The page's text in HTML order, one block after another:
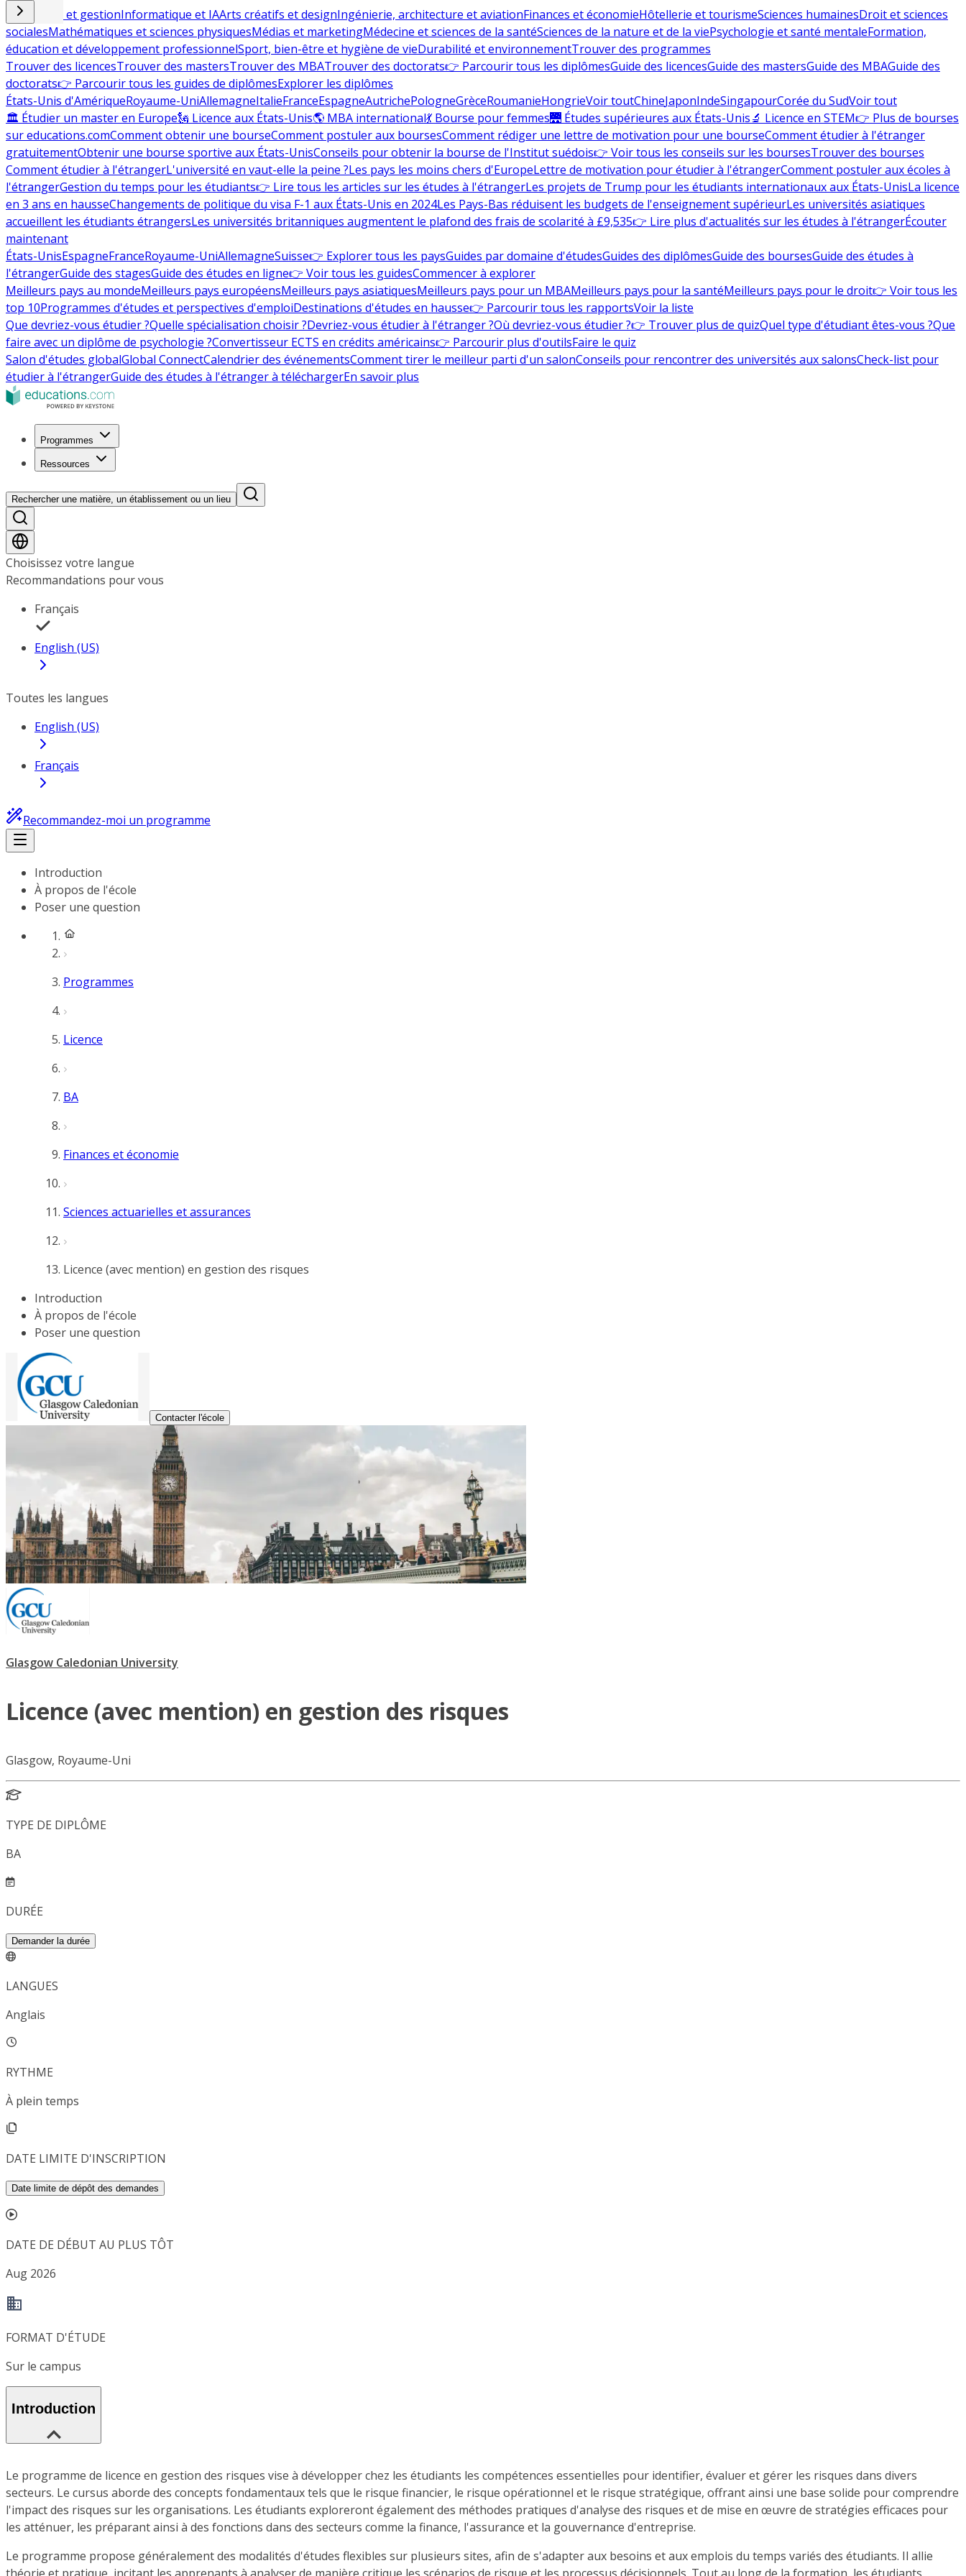
Commerce et gestionInformatique et IAArts créatifs et designIngénierie, architecture et aviationFinances et économieHôtellerie et tourismeSciences humainesDroit et sciences
socialesMathématiques et sciences physiquesMédias et marketingMédecine et sciences de la santéSciences de la nature et de la viePsychologie et santé mentaleFormation,
éducation et développement professionnelSport, bien-être et hygiène de vieDurabilité et environnementTrouver des programmes
Trouver des licencesTrouver des mastersTrouver des MBATrouver des doctorats👉 Parcourir tous les diplômesGuide des licencesGuide des mastersGuide des MBAGuide des
doctorats👉 Parcourir tous les guides de diplômesExplorer les diplômes
États-Unis d'AmériqueRoyaume-UniAllemagneItalieFranceEspagneAutrichePologneGrèceRoumanieHongrieVoir toutChineJaponIndeSingapourCorée du SudVoir tout
🏛 Étudier un master en Europe🗽 Licence aux États-Unis🌎 MBA international💃 Bourse pour femmes🌉 Études supérieures aux États-Unis🔬 Licence en STEM👉 Plus de bourses
sur educations.comComment obtenir une bourseComment postuler aux boursesComment rédiger une lettre de motivation pour une bourseComment étudier à l'étranger
gratuitementObtenir une bourse sportive aux États-UnisConseils pour obtenir la bourse de l'Institut suédois👉 Voir tous les conseils sur les boursesTrouver des bourses
Comment étudier à l'étrangerL'université en vaut-elle la peine ?Les pays les moins chers d'EuropeLettre de motivation pour étudier à l'étrangerComment postuler aux écoles à
l'étrangerGestion du temps pour les étudiants👉 Lire tous les articles sur les études à l'étrangerLes projets de Trump pour les étudiants internationaux aux États-UnisLa licence
en 3 ans en hausseChangements de politique du visa F-1 aux États-Unis en 2024Les Pays-Bas réduisent les budgets de l'enseignement supérieurLes universités asiatiques
accueillent les étudiants étrangersLes universités britanniques augmentent le plafond des frais de scolarité à £9,535👉 Lire plus d'actualités sur les études à l'étrangerÉcouter
maintenant
États-UnisEspagneFranceRoyaume-UniAllemagneSuisse👉 Explorer tous les paysGuides par domaine d'étudesGuides des diplômesGuide des boursesGuide des études à
l'étrangerGuide des stagesGuide des études en ligne👉 Voir tous les guidesCommencer à explorer
Meilleurs pays au mondeMeilleurs pays européensMeilleurs pays asiatiquesMeilleurs pays pour un MBAMeilleurs pays pour la santéMeilleurs pays pour le droit👉 Voir tous les
top 10Programmes d'études et perspectives d'emploiDestinations d'études en hausse👉 Parcourir tous les rapportsVoir la liste
Que devriez-vous étudier ?Quelle spécialisation choisir ?Devriez-vous étudier à l'étranger ?Où devriez-vous étudier ?👉 Trouver plus de quizQuel type d'étudiant êtes-vous ?Que
faire avec un diplôme de psychologie ?Convertisseur ECTS en crédits américains👉 Parcourir plus d'outilsFaire le quiz
Salon d'études globalGlobal ConnectCalendrier des événementsComment tirer le meilleur parti d'un salonConseils pour rencontrer des universités aux salonsCheck-list pour
étudier à l'étrangerGuide des études à l'étranger à téléchargerEn savoir plus
Programmes
Ressources
Rechercher une matière, un établissement ou un lieu
Choisissez votre langue
Recommandations pour vous
Français
English (US)
Toutes les langues
English (US)
Français
Recommandez-moi un programme
Introduction
À propos de l'école
Poser une question
Programmes
Licence
BA
Finances et économie
Sciences actuarielles et assurances
Licence (avec mention) en gestion des risques
Introduction
À propos de l'école
Poser une question
Contacter l'école
Glasgow Caledonian University
Licence (avec mention) en gestion des risques
Glasgow, Royaume-Uni
TYPE DE DIPLÔME
BA
DURÉE
Demander la durée
LANGUES
Anglais
RYTHME
À plein temps
DATE LIMITE D'INSCRIPTION
Date limite de dépôt des demandes
DATE DE DÉBUT AU PLUS TÔT
Aug 2026
FORMAT D'ÉTUDE
Sur le campus
Introduction
Le programme de licence en gestion des risques vise à développer chez les étudiants les compétences essentielles pour identifier, évaluer et gérer les risques dans divers
secteurs. Le cursus aborde des concepts fondamentaux tels que le risque financier, le risque opérationnel et le risque stratégique, offrant ainsi une base solide pour comprendre
l'impact des risques sur les organisations. Les étudiants exploreront également des méthodes pratiques d'analyse des risques et de mise en œuvre de stratégies efficaces pour
les atténuer, les préparant ainsi à des fonctions dans des secteurs comme la finance, l'assurance et la gouvernance d'entreprise.
Le programme propose généralement des modalités d'études flexibles sur plusieurs sites, afin de s'adapter aux besoins et aux emplois du temps variés des étudiants. Il allie